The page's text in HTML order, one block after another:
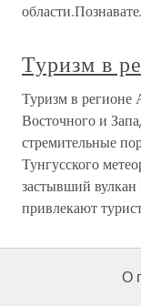
Туризм в
Туризм в
Восточного и
стремительные
Тунгусского
застывший
привлекают
О